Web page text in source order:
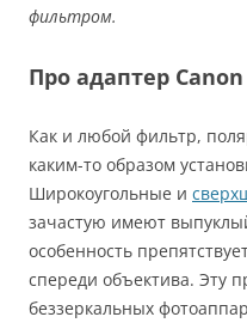
фильтром.
Про адаптер
Как и любой фильтр,
каким-то образом
Широкоугольные и
зачастую имеют
особенность
спереди объектива. Эту
беззеркальных